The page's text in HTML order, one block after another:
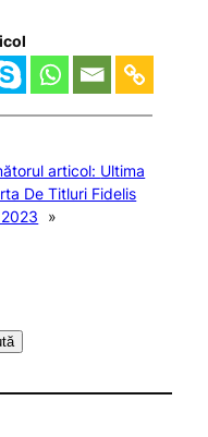
articol: Ultima
De Titluri Fidelis
»